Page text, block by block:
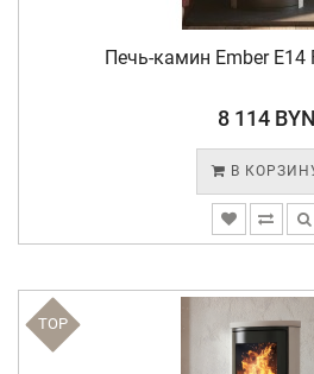
Печь-камин Ember E14
8 114 BYN
В
TOP